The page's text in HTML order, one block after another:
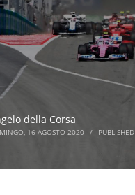
della Corsa
16 AGOSTO 2020 /